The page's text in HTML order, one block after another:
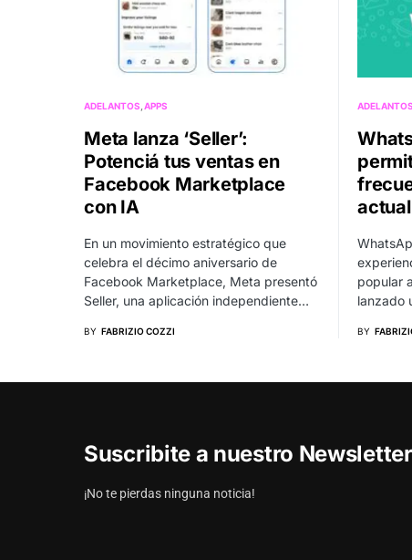
ADELANTOS APPS
Meta lanza ‘Seller’:
Potenciá tus ventas en
Facebook Marketplace
con IA
En un movimiento estratégico que
celebra el décimo aniversario de
Facebook Marketplace, Meta presentó
Seller, una aplicación independiente…
BY FABRIZIO COZZI
ADELANTOS
popular
lanzado
BY
Suscribite a nuestro
¡No te pierdas ninguna noticia!